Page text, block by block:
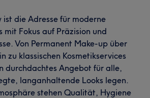
ist die Adresse für moderne
mit Fokus auf Präzision und
Von Permanent Make-up über
zu klassischen Kosmetikservices
durchdachtes Angebot für alle,
langanhaltende Looks legen.
stehen Qualität, Hygiene